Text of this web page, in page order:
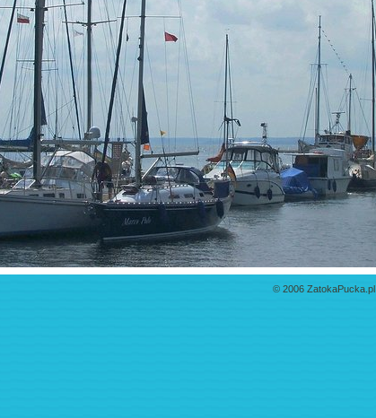
© 2006 ZatokaPucka.pl